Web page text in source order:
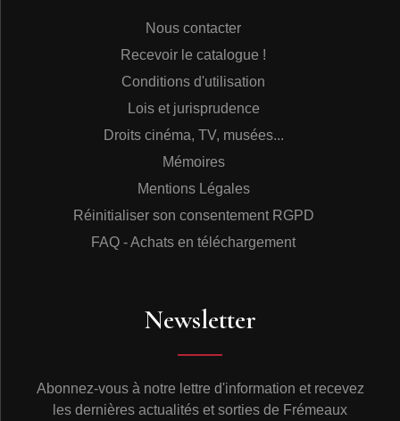
Nous contacter
Recevoir le catalogue !
Conditions d'utilisation
Lois et jurisprudence
Droits cinéma, TV, musées...
Mémoires
Mentions Légales
Réinitialiser son consentement RGPD
FAQ - Achats en téléchargement
Newsletter
Abonnez-vous à notre lettre d'information et recevez
les dernières actualités et sorties de Frémeaux